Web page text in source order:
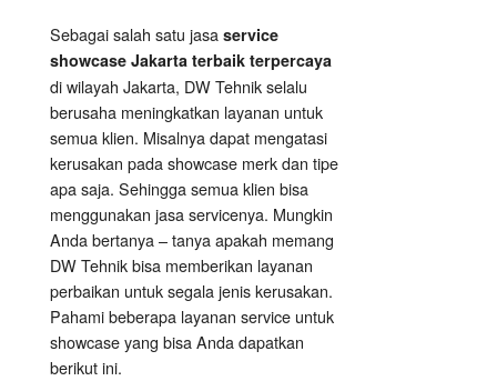
Sebagai salah satu jasa service
showcase Jakarta terbaik terpercaya
di wilayah Jakarta, DW Tehnik selalu
berusaha meningkatkan layanan untuk
semua klien. Misalnya dapat mengatasi
kerusakan pada showcase merk dan tipe
apa saja. Sehingga semua klien bisa
menggunakan jasa servicenya. Mungkin
Anda bertanya – tanya apakah memang
DW Tehnik bisa memberikan layanan
perbaikan untuk segala jenis kerusakan.
Pahami beberapa layanan service untuk
showcase yang bisa Anda dapatkan
berikut ini.